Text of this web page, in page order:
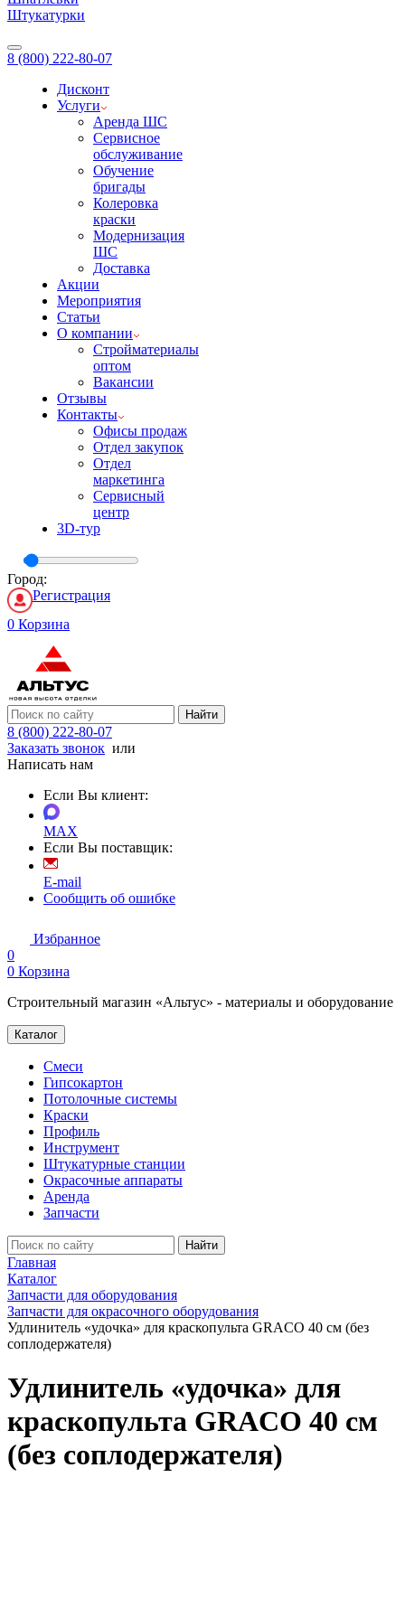
Штукатурки
8 (800) 222-80-07
Дисконт
Услуги
Аренда ШС
Сервисное
обслуживание
Обучение
бригады
Колеровка
краски
Модернизация
ШС
Доставка
Акции
Мероприятия
Статьи
О компании
Стройматериалы
оптом
Вакансии
Отзывы
Контакты
Офисы продаж
Отдел закупок
Отдел
маркетинга
Сервисный
центр
3D-тур
Город:
Регистрация
0 Корзина
Найти
8 (800) 222-80-07
Заказать звонок или
Написать нам
Если Вы клиент:
MAX
Если Вы поставщик:
E-mail
Сообщить об ошибке
Избранное
0
0 Корзина
Строительный магазин «Альтус» - материалы и оборудование
Каталог
Смеси
Гипсокартон
Потолочные системы
Краски
Профиль
Инструмент
Штукатурные станции
Окрасочные аппараты
Аренда
Запчасти
Найти
Главная
Каталог
Запчасти для оборудования
Запчасти для окрасочного оборудования
Удлинитель «удочка» для краскопульта GRACO 40 см (без
соплодержателя)
Удлинитель «удочка» для
краскопульта GRACO 40 см
(без соплодержателя)